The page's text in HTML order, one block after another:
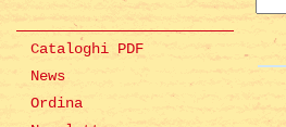
Cataloghi PDF
News
Ordina